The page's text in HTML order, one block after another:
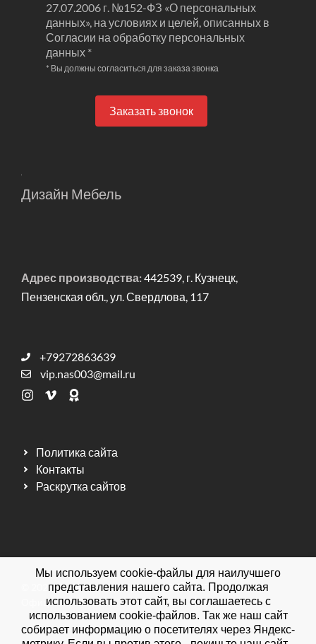
27.07.2006 г. №152-ФЗ «О персональных
данных», на условиях и целей, описанных в
Согласии на обработку персональных
данных *
* Вы должны согласиться для заказа звонка
Заказать звонок
Дизайн Мебель
Адрес производства:442539, г. Кузнецк,
Пензенская обл., ул. Свердлова, 117
+79272863639
vip.nas003@mail.ru
Политика сайта
Контакты
Раскрутка сайтов
© 2026 Мебельная фабрика ДИЗАЙН МЕБЕЛЬ.
Официальный сайт.
Мы используем cookie-файлы для наилучшего
представления нашего сайта. Продолжая
использовать этот сайт, вы соглашаетесь с
использованием cookie-файлов. Так же наш сайт
собирает информацию о посетителях через Яндекс-